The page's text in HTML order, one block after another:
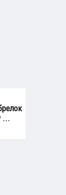
...